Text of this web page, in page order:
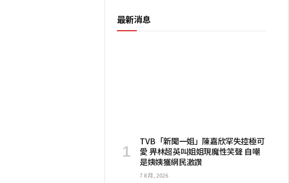
最新消息
TVB「新聞一姐」陳嘉欣罕失控極可
愛 畀林超英叫姐姐現魔性笑聲 自嘲
是姨姨獲網民激讚
7 8 月, 2026